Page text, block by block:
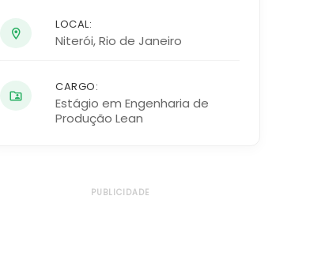
LOCAL:
Niterói,Rio de Janeiro
CARGO:
Estágio em Engenharia de
Produção Lean
PUBLICIDADE